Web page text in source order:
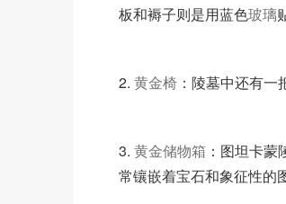
板和褥子则是用蓝色玻璃
2. 黄金椅 ：陵墓中还有
3. 黄金储物箱 ：图坦卡
常镶嵌着宝石和象征性的